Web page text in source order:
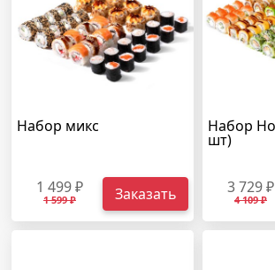
Набор микс
1 499 ₽
1 599 ₽ Заказать
Набор
шт)
3 729 ₽
4 109 ₽